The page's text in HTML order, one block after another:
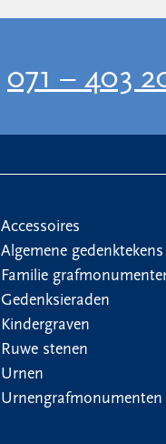
071 – 403
Accessoires
Algemene gedenktekens
Familie
Gedenksieraden
Kindergraven
Ruwe stenen
Urnen
Urnengrafmonumenten